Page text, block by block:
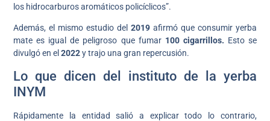
los hidrocarburos aromáticos policíclicos”.
Además, el mismo estudio del 2019 afirmó que consumir yerba
mate es igual de peligroso que fumar 100 cigarrillos. Esto se
divulgó en el2022y trajo una gran repercusión.
Lo que dicen del instituto de la yerba
INYM
Rápidamente la entidad salió a explicar todo lo contrario,